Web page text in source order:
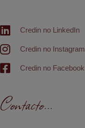
Credin no LinkedIn
Credin no Instagram
Credin no Facebook
Contacto...